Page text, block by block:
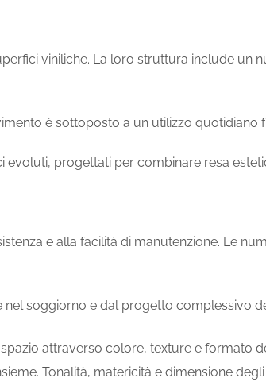
viniliche. La loro struttura include
è sottoposto a un utilizzo quotidiano
progettati per combinare resa
e alla facilità di manutenzione. Le
soggiorno e dal progetto complessivo
attraverso colore, texture e formato
Tonalità, matericità e dimensione